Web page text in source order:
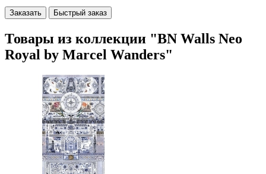
Заказать Быстрый заказ
Товары из коллекции "BN Walls Neo
Royal by Marcel Wanders"